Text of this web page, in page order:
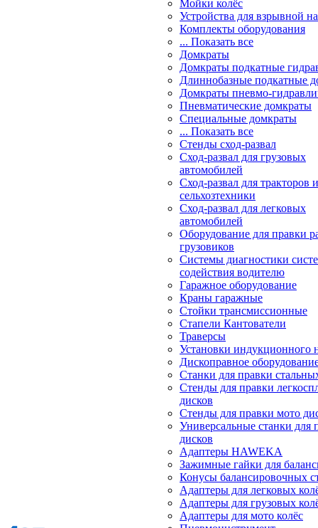
Мойки колёс
Устройства для взрывной
Комплекты оборудования
... Показать все
Домкраты
Домкраты подкатные
Длиннобазные подкатные
Домкраты пневмо-
Пневматические домкраты
Специальные домкраты
... Показать все
Стенды сход-развал
Сход-развал для грузовых
автомобилей
Сход-развал для тракторов и
сельхозтехники
Сход-развал для легковых
автомобилей
Оборудование для правки
грузовиков
Системы диагностики
содействия водителю
Гаражное оборудование
Краны гаражные
Стойки трансмиссионные
Стапели Кантователи
Траверсы
Установки индукционного
Дископравное
Станки для правки
Стенды для правки
дисков
Стенды для правки мото
Универсальные станки для
дисков
Адаптеры HAWEKA
Зажимные гайки для
Конусы балансировочных
Адаптеры для легковых
Адаптеры для грузовых
Адаптеры для мото колёс